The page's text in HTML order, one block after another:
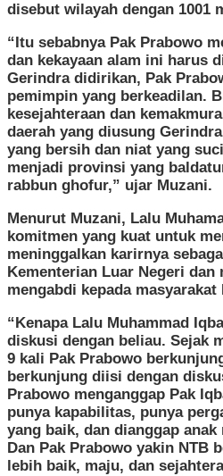
disebut wilayah dengan 1001
“Itu sebabnya Pak Prabowo
dan kekayaan alam ini harus
Gerindra didirikan, Pak
pemimpin yang berkeadilan.
kesejahteraan dan
daerah yang diusung
yang bersih dan niat yang
menjadi provinsi yang
rabbun ghofur,” ujar Muzani.
Menurut Muzani, Lalu
komitmen yang kuat untuk
meninggalkan karirnya
Kementerian Luar Negeri
mengabdi kepada masyarakat
“Kenapa Lalu Muhammad
diskusi dengan beliau. Sejak
9 kali Pak Prabowo
berkunjung diisi dengan
Prabowo menganggap Pak
punya kapabilitas, punya
yang baik, dan dianggap anak
Dan Pak Prabowo yakin NTB
lebih baik, maju, dan